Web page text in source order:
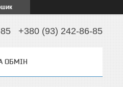
+380 (93) 242-86-85
ОБМІН